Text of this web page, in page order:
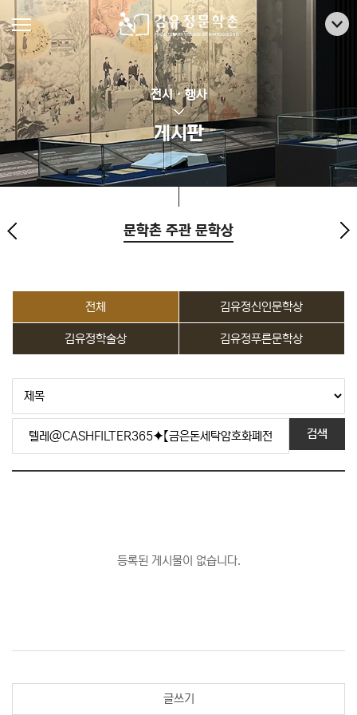
전시 · 행사
게시판
문학촌 주관 문학상
전체 김유정신인문학상
김유정학술상 김유정푸른문학상
검색
등록된 게시물이 없습니다.
글쓰기